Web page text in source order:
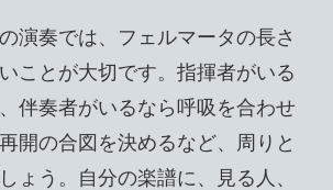
演奏では、フェルマータの長さ
ことが大切です。指揮者がいる
伴奏者がいるなら呼吸を合わせ
開の合図を決めるなど、周りと
ょう。自分の楽譜に、見る人、